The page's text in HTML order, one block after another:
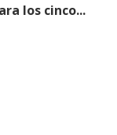
los cinco...